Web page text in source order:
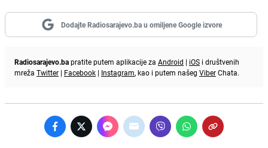
Dodajte Radiosarajevo.ba u omiljene Google izvore
Radiosarajevo.bapratite putem aplikacije za Android | iOS i društvenih
mreža Twitter | Facebook | Instagram, kao i putem našeg ViberChata.